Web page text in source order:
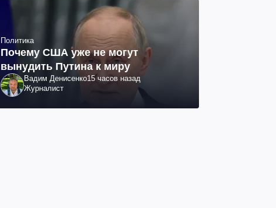
Политика
Почему США уже не могут
вынудить Путина к миру
Вадим Денисенко15 часов назад
Журналист